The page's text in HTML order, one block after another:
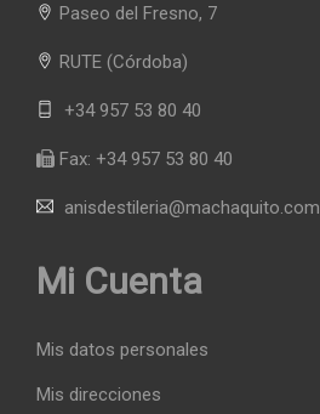
Paseo del Fresno, 7
RUTE (Córdoba)
+34 957 53 80 40
Fax: +34 957 53 80 40
anisdestileria@machaquito.com
Mi Cuenta
Mis datos personales
Mis direcciones